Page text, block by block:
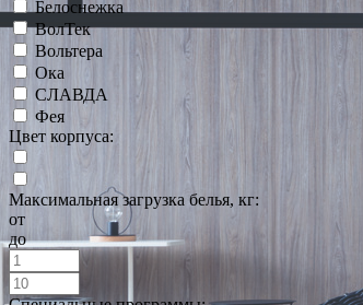
Белоснежка
ВолТек
Вольтера
Ока
СЛАВДА
Фея
Цвет корпуса:
Максимальная загрузка белья, кг:
от
до